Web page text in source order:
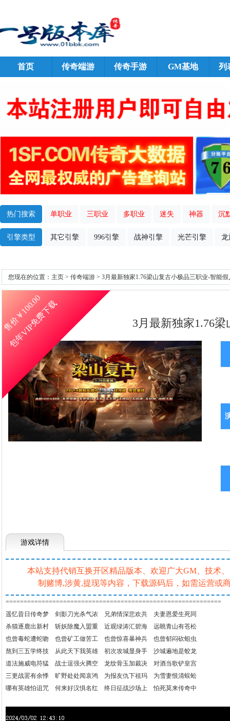
首页 传奇端游 传奇手游 GM基地 列
热门搜索 单职业 三职业 多职业 迷失 神器 沉
引擎类型 其它引擎 996引擎 战神引擎 光芒引擎 龙
您现在的位置： 主页 > 传奇端游 > 3月最新独家1.76梁山复古小极品三职业-智能
售价￥
100.00
包年VIP免费下载 3月最新独家1.76
游戏详情
本站支持代销互换开区精品版本、欢迎广大GM、技术
制赌博,涉黄,提现等内容，下载源码后，如需运营或
============================================================
遥忆昔日传奇梦 剑影刀光杀气浓 兄弟情深悲欢共 夫妻恩爱生死同
杀猫逐鹿出新村 斩妖除魔入盟重 近观绿涛汇碧海 远眺青山有苍松
也曾毒蛇遭蛇吻 也曾矿工做苦工 也曾惊喜暴神兵 也曾郁闷砍蛆虫
熬到三五学终技 从此天下我英雄 初次攻城显身手 沙城遍地是蛟龙
道法施威电符猛 战士逞强火腾空 龙纹骨玉加裁决 对酒当歌铲皇宫
三更战罢有余悸 旷野处处闻哀鸿 为报友仇下祖玛 为雪妻恨清蜈蚣
哪有英雄怕诅咒 何来好汉惧名红 终日征战沙场上 怕死莫来传奇中